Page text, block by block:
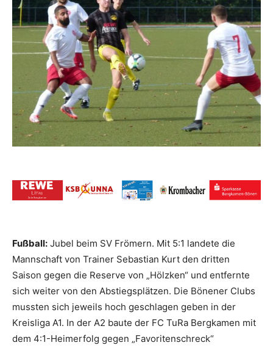
Fußball: Jubel beim SV Frömern. Mit 5:1 landete die
Mannschaft von Trainer Sebastian Kurt den dritten
Saison gegen die Reserve von „Hölzken“ und entfernte
sich weiter von den Abstiegsplätzen. Die Bönener Clubs
mussten sich jeweils hoch geschlagen geben in der
Kreisliga A1. In der A2 baute der FC TuRa Bergkamen mit
dem 4:1-Heimerfolg gegen „Favoritenschreck“